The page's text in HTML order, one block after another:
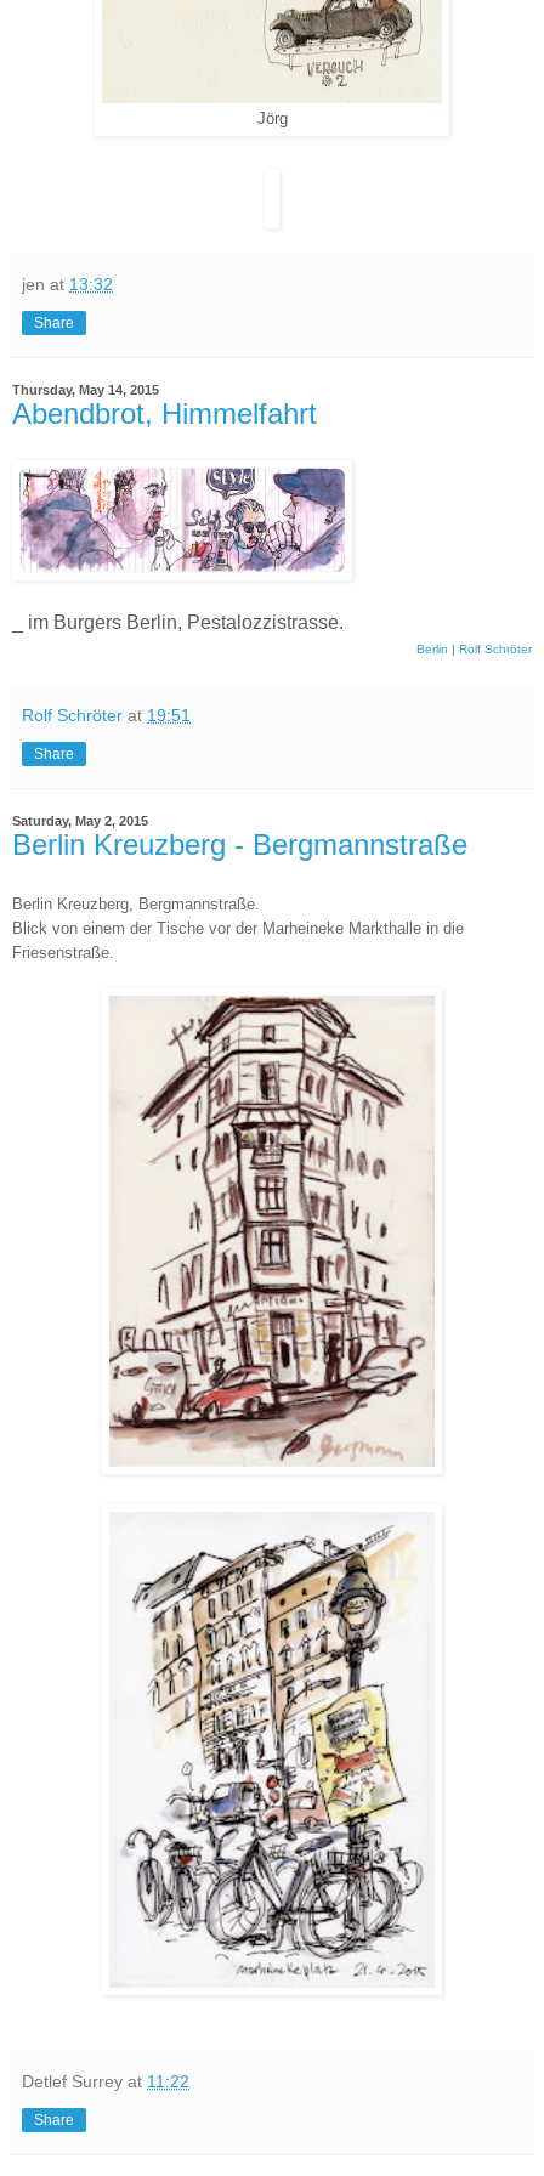
Jörg
jen at 13:32
Share
Thursday, May 14, 2015
Abendbrot, Himmelfahrt
_ im Burgers Berlin, Pestalozzistrasse.
Berlin | Rolf Schröter
Rolf Schröter at 19:51
Share
Saturday, May 2, 2015
Berlin Kreuzberg - Bergmannstraße
Berlin Kreuzberg, Bergmannstraße.
Blick von einem der Tische vor der Marheineke Markthalle in die
Friesenstraße.
Detlef Surrey at 11:22
Share